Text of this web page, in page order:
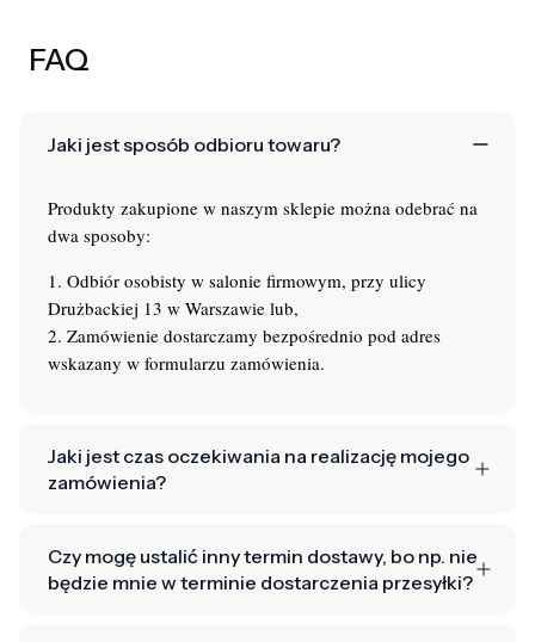
FAQ
Jaki jest sposób odbioru towaru?
Produkty zakupione w naszym sklepie można odebrać na
dwa sposoby:
1. Odbiór osobisty w salonie firmowym, przy ulicy
Drużbackiej 13 w Warszawie lub,
2. Zamówienie dostarczamy bezpośrednio pod adres
wskazany w formularzu zamówienia.
Jaki jest czas oczekiwania na realizację mojego
zamówienia?
Czy mogę ustalić inny termin dostawy, bo np. nie
będzie mnie w terminie dostarczenia przesyłki?